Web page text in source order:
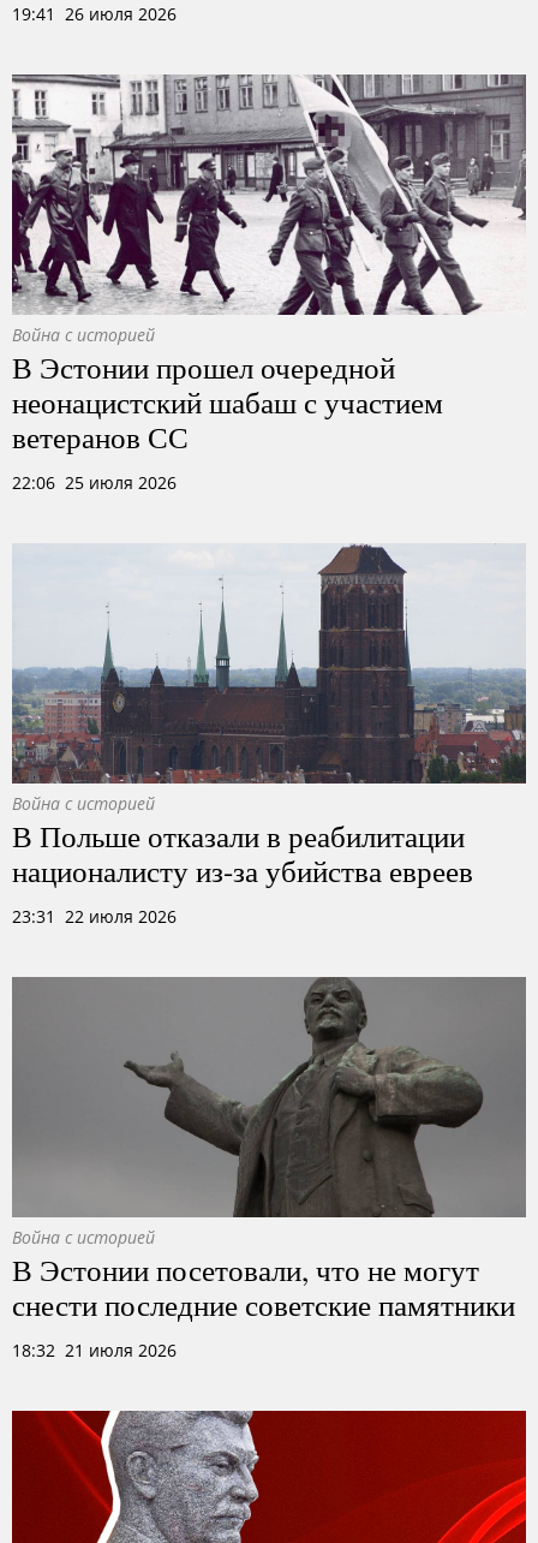
19:41 26 июля 2026
Война с историей
В Эстонии прошел очередной
неонацистский шабаш с участием
ветеранов СС
22:06 25 июля 2026
Война с историей
В Польше отказали в реабилитации
националисту из-за убийства евреев
23:31 22 июля 2026
Война с историей
В Эстонии посетовали, что не могут
снести последние советские памятники
18:32 21 июля 2026